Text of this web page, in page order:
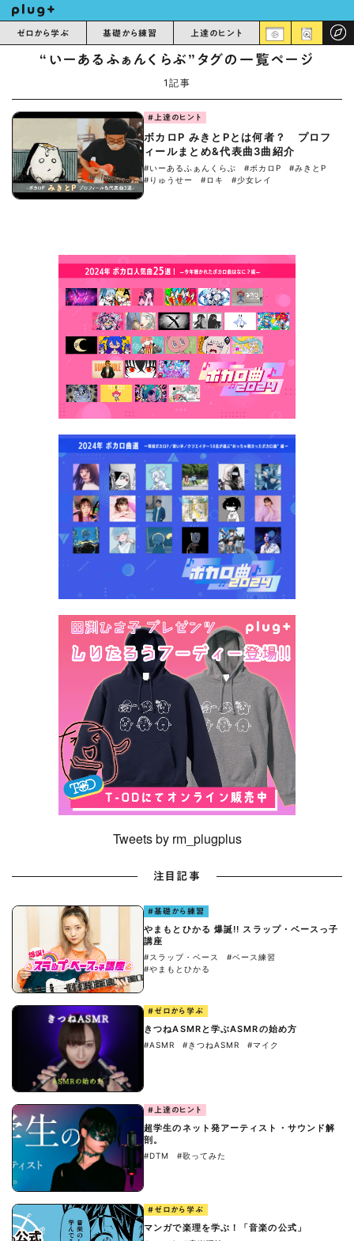
ゼロから学ぶ 基礎から練習 上達のヒント
“いーあるふぁんくらぶ”タグの一覧ページ
1記事
#上達のヒント
ボカロP みきとPとは何者？ プロフ
ィールまとめ&代表曲3曲紹介
#いーあるふぁんくらぶ #ボカロP
#みきとP
#りゅうせー
#ロキ #少女レイ
Tweets by rm_plugplus
注目記事
#基礎から練習
やまもとひかる 爆誕!! スラップ・ベースっ子
講座
#スラップ・ベース
#ベース練習
#やまもとひかる
#ゼロから学ぶ
きつねASMRと学ぶASMRの始め方
#ASMR #きつねASMR #マイク
#上達のヒント
超学生のネット発アーティスト・サウンド解
剖。
#DTM #歌ってみた
#ゼロから学ぶ
マンガで楽理を学ぶ！「音楽の公式」